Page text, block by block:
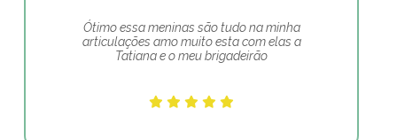
Ótimo essa meninas são tudo na minha
articulações amo muito esta com elas a
Tatiana e o meu brigadeirão